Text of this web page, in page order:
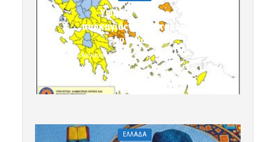
Υψηλός κίνδυνος
πυρκαγιάς την Τετάρτη 5
Αυγούστου
5 Αυγούστου 2026 09:32 komotini24
ΕΛΛΑΔΑ